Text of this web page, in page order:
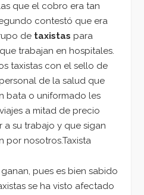
que el cobro era tan
contestó que era
de taxistas para
trabajan en hospitales.
taxistas con el sello de
de la salud que
bata o uniformado les
a mitad de precio
su trabajo y que sigan
nosotros.Taxista
pues es bien sabido
se ha visto afectado